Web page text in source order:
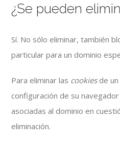
¿Se pueden
Sí. No sólo eliminar, también
particular para un dominio
Para eliminar las cookiesde un
configuración de su
asociadas al dominio en
eliminación.